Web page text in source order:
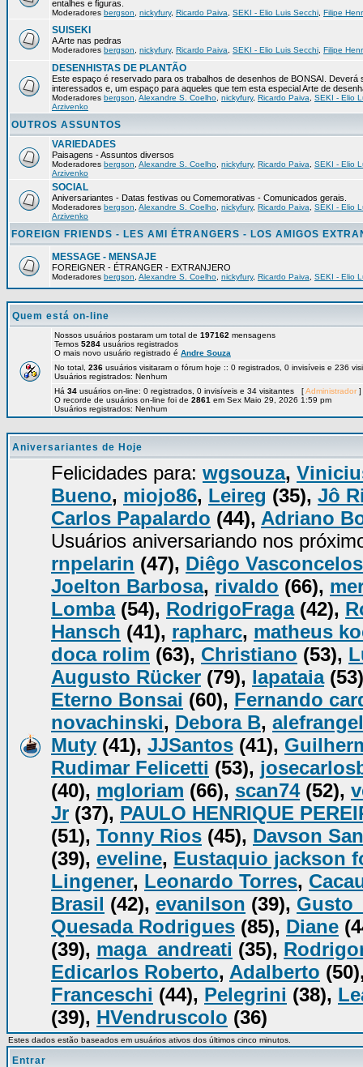
entalhes e figuras.
Moderadores bergson nickyfury, Ricardo Paiva SEKI - Elio Luis Secchi Filipe
SUISEKI
A Arte nas pedras
Moderadores bergson nickyfury, Ricardo Paiva SEKI - Elio Luis Secchi Filipe
DESENHISTAS DE PLANTÃO
Este espaço é reservado para os trabalhos de desenhos de BONSAI. Deverá
interessados e, um espaço para aqueles que tem esta especial Arte de
Moderadores bergson Alexandre S. Coelho nickyfury, Ricardo Paiva
SEKI - Elio
Arzivenko
OUTROS ASSUNTOS
VARIEDADES
Paisagens - Assuntos diversos
Moderadores bergson Alexandre S. Coelho nickyfury, Ricardo Paiva
SEKI - Elio
Arzivenko
SOCIAL
Aniversariantes - Datas festivas ou Comemorativas - Comunicados gerais.
Moderadores bergson Alexandre S. Coelho nickyfury, Ricardo Paiva
SEKI - Elio
Arzivenko
FOREIGN FRIENDS - LES AMI ÉTRANGERS - LOS AMIGOS
MESSAGE - MENSAJE
FOREIGNER - ÉTRANGER - EXTRANJERO
Moderadores bergson Alexandre S. Coelho nickyfury, Ricardo Paiva SEKI - Elio
Quem está on-line
Nossos usuários postaram um total de 197162 mensagens
Temos 5284 usuários registrados
O mais novo usuário registrado é Andre Souza
No total, 236 usuários visitaram o fórum hoje :: 0 registrados, 0 invisíveis e 236
Usuários registrados: Nenhum
Há 34 usuários on-line: 0 registrados, 0 invisíveis e 34 visitantes [Administrador
O recorde de usuários on-line foi de 2861 em Sex Maio 29, 2026 1:59 pm
Usuários registrados: Nenhum
Aniversariantes de Hoje
Felicidades para: wgsouza,
Bueno, miojo86, Leireg (35), Jô
Carlos Papalardo (44), Adriano
Usuários aniversariando nos
rnpelarin (47), Diêgo Vasconcelos
Joelton Barbosa, rivaldo (66),
Lomba(54), RodrigoFraga(42),
Hansch (41), rapharc, matheus
doca rolim (63), Christiano (53),
Augusto Rücker (79), lapataia
Eterno Bonsai (60), Fernando
novachinski, Debora B, alefrangel
Muty (41), JJSantos (41),
Rudimar Felicetti (53),
(40), mgloriam (66), scan74(52),
Jr (37), PAULO HENRIQUE
(51), Tonny Rios (45), Davson
(39), eveline, Eustaquio jackson
Lingener, Leonardo Torres,
Brasil (42), evanilson (39), Gusto_
Quesada Rodrigues (85), Diane
(39), maga_andreati (35),
Edicarlos Roberto, Adalberto
Franceschi (44), Pelegrini (38),
(39), HVendruscolo (36)
Estes dados estão baseados em usuários ativos dos últimos cinco minutos.
Entrar